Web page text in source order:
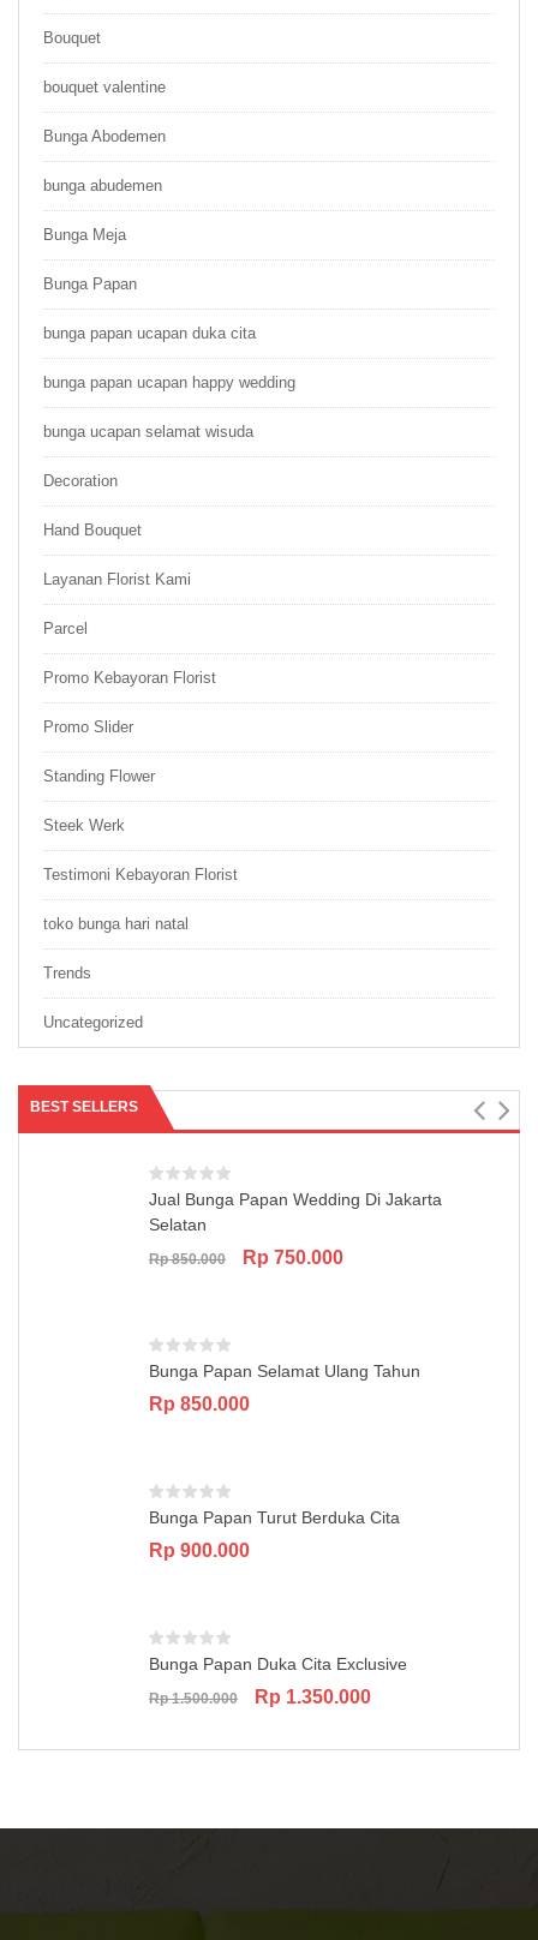
Bouquet
bouquet valentine
Bunga Abodemen
bunga abudemen
Bunga Meja
Bunga Papan
bunga papan ucapan duka cita
bunga papan ucapan happy wedding
bunga ucapan selamat wisuda
Decoration
Hand Bouquet
Layanan Florist Kami
Parcel
Promo Kebayoran Florist
Promo Slider
Standing Flower
Steek Werk
Testimoni Kebayoran Florist
toko bunga hari natal
Trends
Uncategorized
BEST SELLERS
Jual Bunga Papan Wedding Di Jakarta
Selatan
Rp850.000
Original
Rp 750.000Current
Bunga Papan Selamat Ulang Tahun
Rp 850.000
Bunga Papan Turut Berduka Cita
Rp 900.000
Bunga Papan Duka Cita Exclusive
Rp1.500.000
Original
Rp 1.350.000Current